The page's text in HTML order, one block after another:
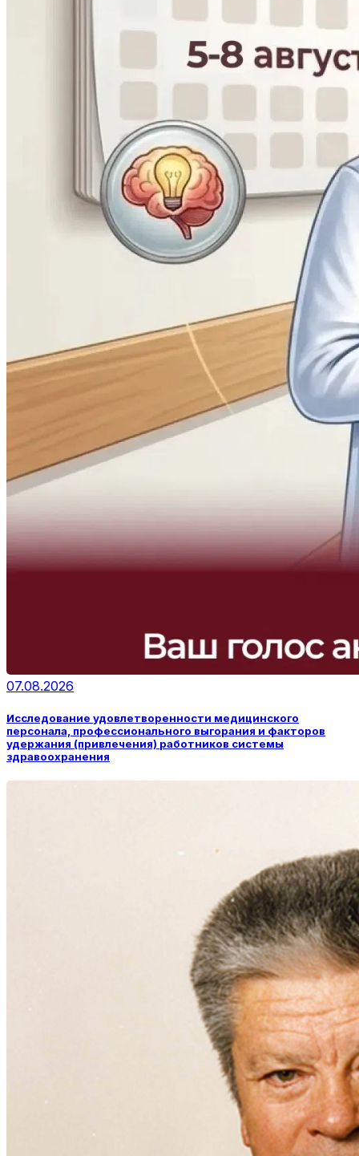
07.08.2026
Исследование удовлетворенности медицинского
персонала, профессионального выгорания и факторов
удержания (привлечения) работников системы
здравоохранения